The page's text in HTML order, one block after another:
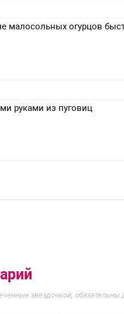
малосольных огурцов
руками из пуговиц
звездочкой, обязательны